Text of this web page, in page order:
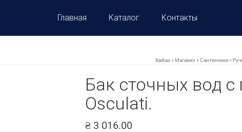
Главная Каталог Контакты
Barkas» Магазин » Сантехника»
Бак сточных вод
Osculati.
₴3 016.00